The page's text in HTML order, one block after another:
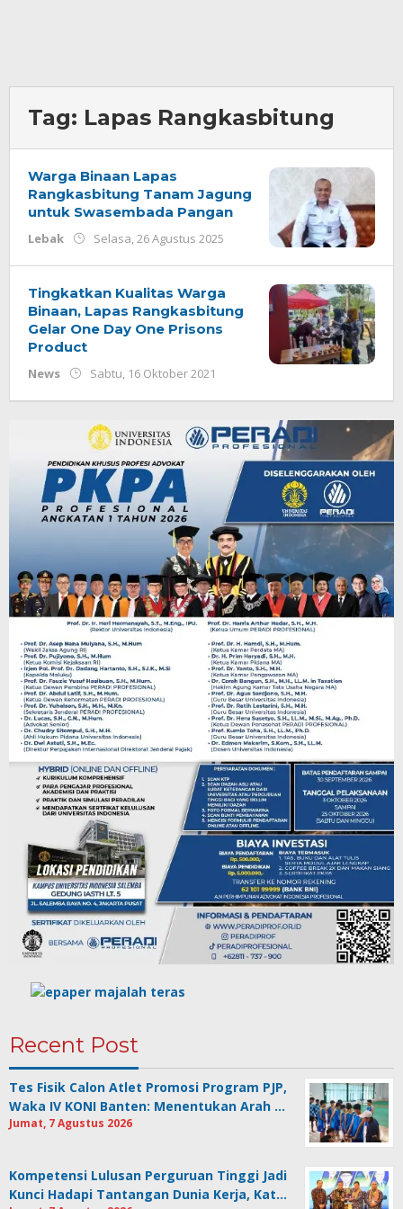
Tag: Lapas Rangkasbitung
Warga Binaan Lapas
Rangkasbitung Tanam Jagung
untuk Swasembada Pangan
Lebak Selasa, 26 Agustus 2025
Tingkatkan Kualitas Warga
Binaan, Lapas Rangkasbitung
Gelar One Day One Prisons
Product
News Sabtu, 16 Oktober 2021
Recent Post
Tes Fisik Calon Atlet Promosi Program PJP,
Waka IV KONI Banten: Menentukan Arah …
Jumat, 7 Agustus 2026
Kompetensi Lulusan Perguruan Tinggi Jadi
Kunci Hadapi Tantangan Dunia Kerja, Kat…